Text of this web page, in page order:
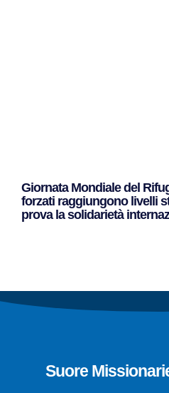
Giornata Mondiale del
forzati raggiungono livelli
prova la solidarietà
Suore